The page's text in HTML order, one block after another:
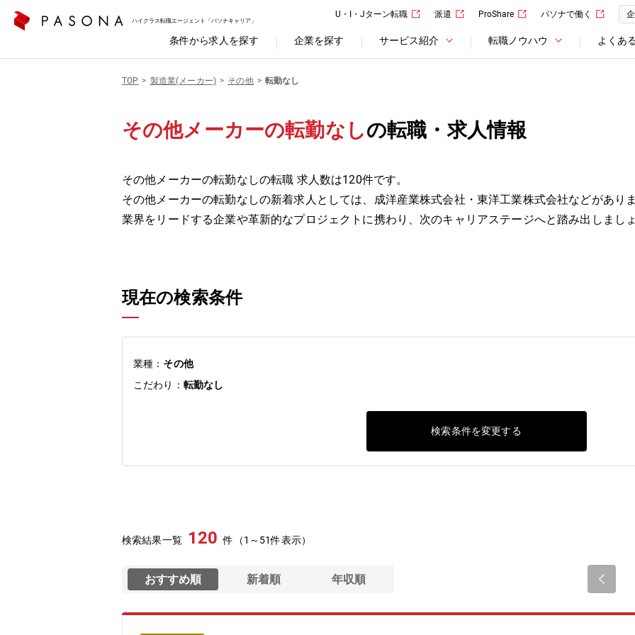
ハイクラス転職エージェント「パソナキャリア」
U・I・Jターン転職 派遣 ProShare パソナで働く
条件から求人を探す 企業を探す サービス紹介 転職ノウハウ よくあ
TOP 製造業(メーカー) その他 転勤なし
その他メーカーの転勤なしの転職・求人情報
その他メーカーの転勤なしの転職 求人数は120件です。
その他メーカーの転勤なしの新着求人としては、成洋産業株式会社・東洋工業株式会社などがありま
業界をリードする企業や革新的なプロジェクトに携わり、次のキャリアステージへと踏み出しましょ
現在の検索条件
業種： その他
こだわり： 転勤なし
検索条件を変更する
検索結果一覧 120 件（1～51件表示）
おすすめ順 新着順 年収順